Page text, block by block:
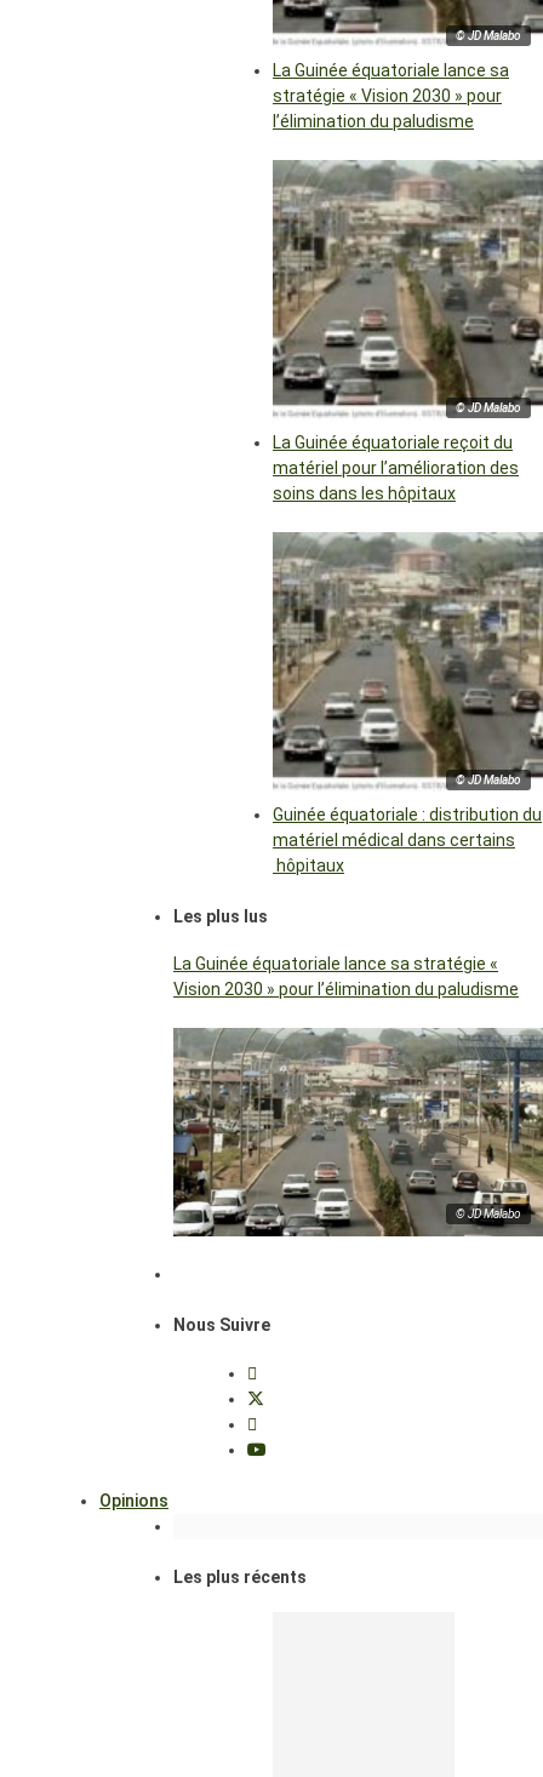
© JD Malabo
La Guinée équatoriale lance sa
stratégie « Vision 2030 » pour
l’élimination du paludisme
© JD Malabo
La Guinée équatoriale reçoit du
matériel pour l’amélioration des
soins dans les hôpitaux
© JD Malabo
Guinée équatoriale : distribution du
matériel médical dans certains
hôpitaux
Les plus lus
La Guinée équatoriale lance sa stratégie «
Vision 2030 » pour l’élimination du paludisme
© JD Malabo
Nous Suivre
Opinions
Les plus récents